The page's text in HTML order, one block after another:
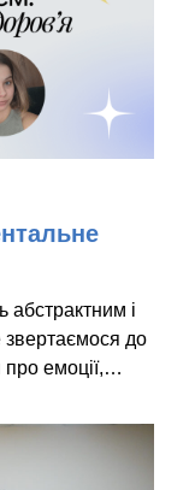
абстрактним і
звертаємося до
про емоції,…